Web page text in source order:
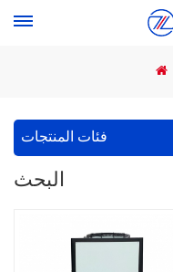
فئات المنتجات
البحث